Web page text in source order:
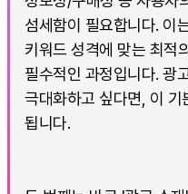
섬세함이 필요합니다. 이
키워드 성격에 맞는 최적
필수적인 과정입니다. 광
극대화하고 싶다면, 이
됩니다.